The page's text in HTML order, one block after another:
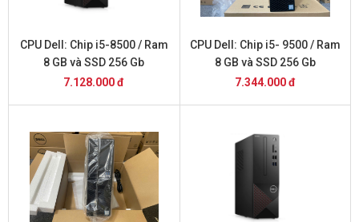
CPU Dell: Chip i5-8500 / Ram
8 GB và SSD 256 Gb
7.128.000 đ
CPU Dell: Chip i5- 9500 / Ram
8 GB và SSD 256 Gb
7.344.000 đ